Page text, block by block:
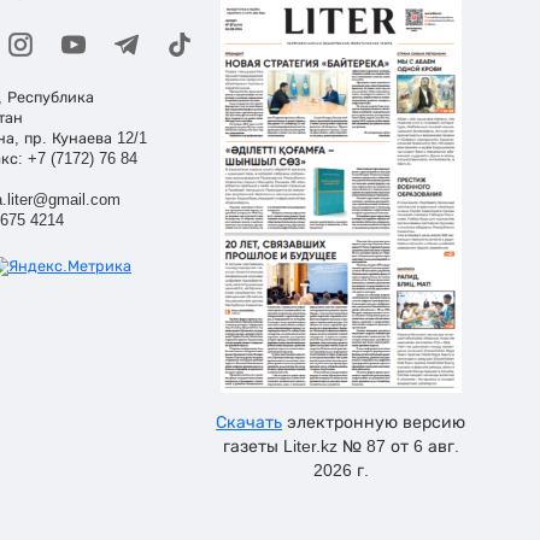
Республика
пр. Кунаева 12/1
+7 (7172) 76 84
4214
Скачать электронную версию
газеты Liter.kz № 87 от 6 авг.
2026 г.